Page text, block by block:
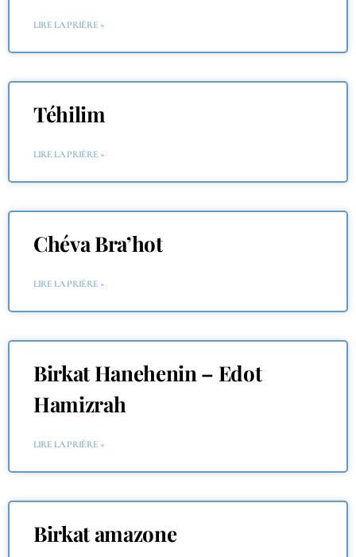
LIRE LA PRIÈRE »
Téhilim
LIRE LA PRIÈRE »
Chéva Bra’hot
LIRE LA PRIÈRE »
Birkat Hanehenin – Edot
Hamizrah
LIRE LA PRIÈRE »
Birkat amazone